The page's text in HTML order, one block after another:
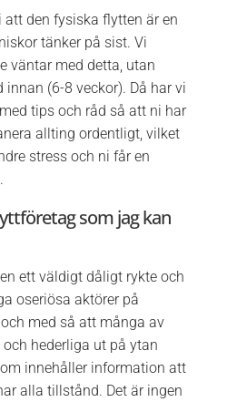
att den fysiska flytten är en
tänker på sist. Vi
väntar med detta, utan
(6-8 veckor). Då har vi
tips och råd så att ni har
allting ordentligt, vilket
stress och ni får en
som jag kan
ett väldigt dåligt rykte och
oseriösa aktörer på
med så att många av
hederliga ut på ytan
innehåller information att
alla tillstånd. Det är ingen